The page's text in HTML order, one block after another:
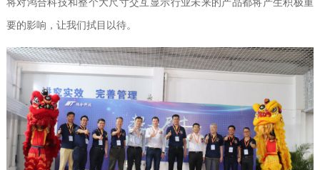
将对鸿合科技和整个大尺寸交互显示行业未来的产品都将产生积极重
要的影响，让我们拭目以待。